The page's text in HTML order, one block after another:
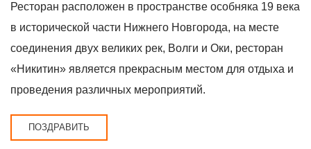
Ресторан расположен в пространстве особняка 19 века
в исторической части Нижнего Новгорода, на месте
соединения двух великих рек, Волги и Оки, ресторан
«Никитин» является прекрасным местом для отдыха и
проведения различных мероприятий.
ПОЗДРАВИТЬ